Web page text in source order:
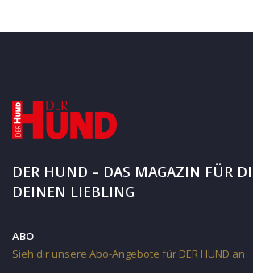
DER HUND – DAS MAGAZIN FÜR
DEINEN LIEBLING
ABO
Sieh dir unsere Abo-Angebote für DER HUND an